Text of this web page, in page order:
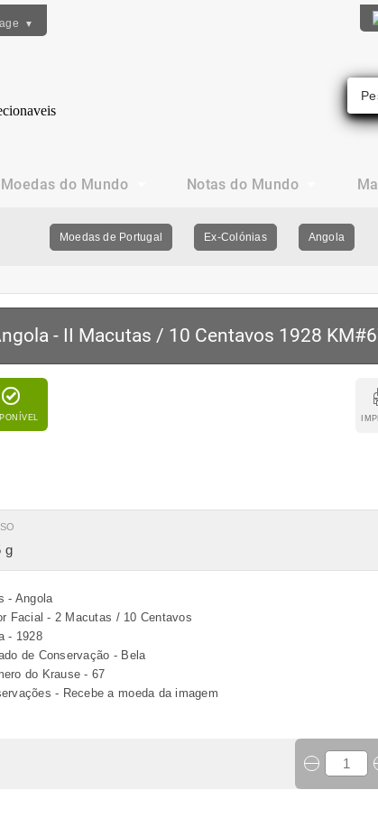
▼
Moedas do Mundo Notas do Mundo
Moedas de Portugal Ex-Colónias Angola
- II Macutas / 10 Centavos 1928
g
- Angola
Facial - 2 Macutas / 10 Centavos
- 1928
de Conservação - Bela
do Krause - 67
- Recebe a moeda da imagem